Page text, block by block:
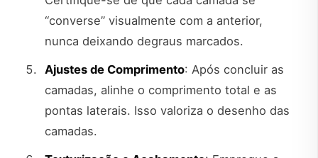
“converse” visualmente com a anterior,
nunca deixando degraus marcados.
Ajustes de Comprimento: Após concluir as
camadas, alinhe o comprimento total e as
pontas laterais. Isso valoriza o desenho das
camadas.